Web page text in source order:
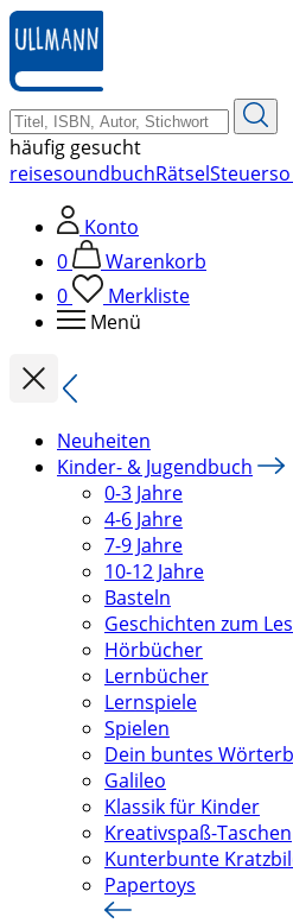
zum
Hauptinhalt
springen
häufig gesucht
reisesoundbuchRätselSteuer
Konto
0
Warenkorb
0
Merkliste
Menü
Neuheiten
Kinder- & Jugendbuch
0-3 Jahre
4-6 Jahre
7-9 Jahre
10-12 Jahre
Basteln
Geschichten zum
Hörbücher
Lernbücher
Lernspiele
Spielen
Dein buntes
Galileo
Klassik für Kinder
Kreativspaß-Taschen
Kunterbunte
Papertoys